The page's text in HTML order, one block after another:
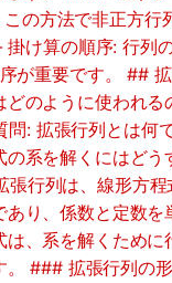
の方法で非正方行
掛け算の順序: 行列
が重要です。 ##
どのように使われ
: 拡張行列とは何
の系を解くにはどう
張行列は、線形方
あり、係数と定数を
は、系を解くために
。 ### 拡張行列の